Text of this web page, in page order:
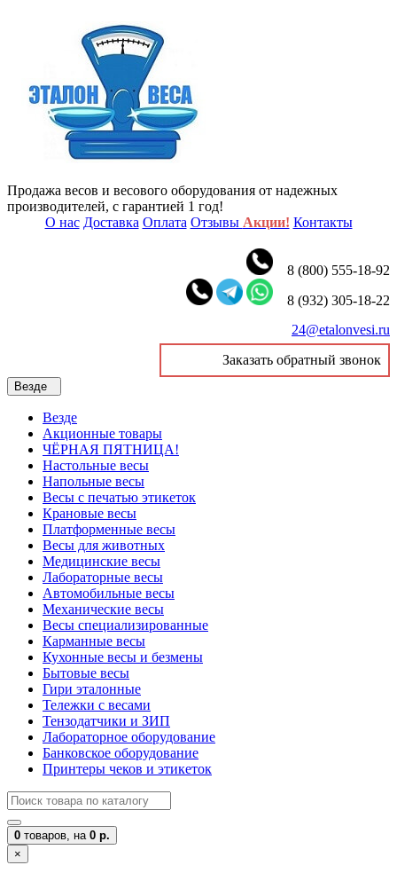
Продажа весов и весового оборудования от надежных
производителей, с гарантией 1 год!
О нас Доставка Оплата Отзывы Акции! Контакты
8 (800) 555-18-92
8 (932) 305-18-22
24@etalonvesi.ru
Заказать обратный звонок
Везде
Везде
Акционные товары
ЧЁРНАЯ ПЯТНИЦА!
Настольные весы
Напольные весы
Весы с печатью этикеток
Крановые весы
Платформенные весы
Весы для животных
Медицинские весы
Лабораторные весы
Автомобильные весы
Механические весы
Весы специализированные
Карманные весы
Кухонные весы и безмены
Бытовые весы
Гири эталонные
Тележки с весами
Тензодатчики и ЗИП
Лабораторное оборудование
Банковское оборудование
Принтеры чеков и этикеток
0 товаров, на 0 р.
×